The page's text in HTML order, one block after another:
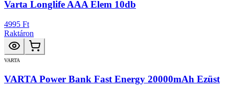
Varta Longlife AAA Elem 10db
4995 Ft
Raktáron
VARTA
VARTA Power Bank Fast Energy 20000mAh Ezüst